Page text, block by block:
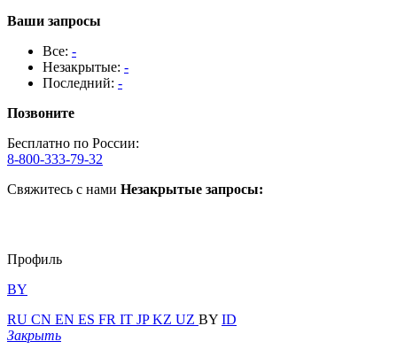
Ваши запросы
Все: -
Незакрытые: -
Последний: -
Позвоните
Бесплатно по России:
8-800-333-79-32
Свяжитесь с нами Незакрытые запросы:
Профиль
BY
RU CN EN ES FR IT JPKZ UZ BY ID
Закрыть